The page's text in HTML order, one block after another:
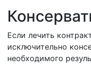
Если лечить
исключительно
необходимого